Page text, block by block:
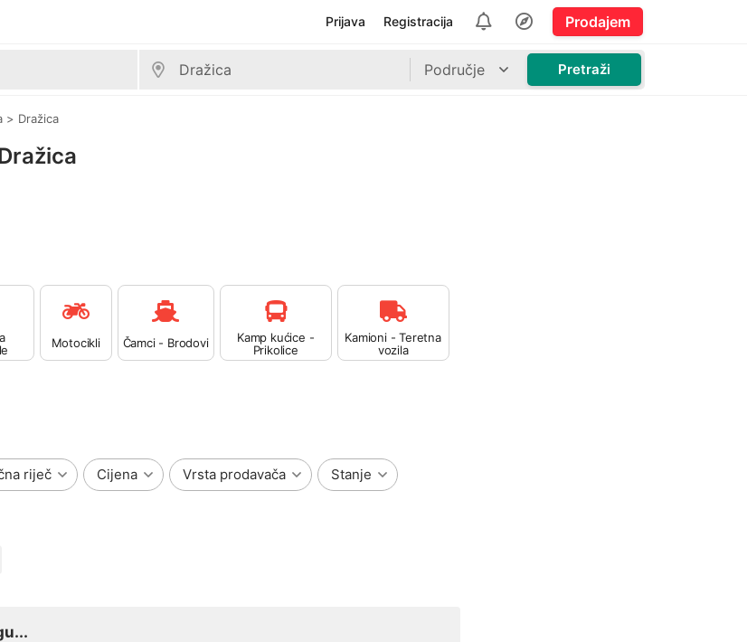
Prodajem
Registracija
Prijava
Područje Pretraži
> Dražica
Motocikli Čamci - Brodovi
Kamp kućice -
Prikolice
Kamioni - Teretna
vozila
riječ Cijena Vrsta prodavača Stanje